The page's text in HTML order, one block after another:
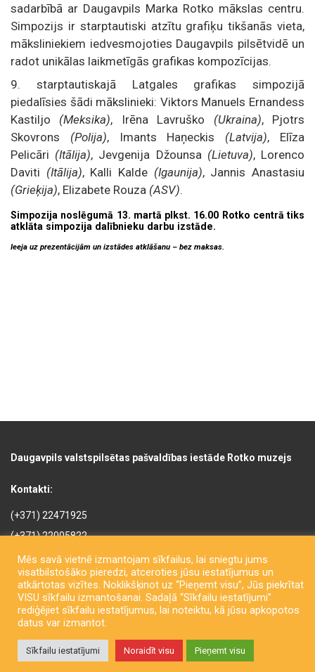
sadarbībā ar Daugavpils Marka Rotko mākslas centru.
Simpozijs ir starptautiski atzītu grafiķu tikšanās vieta,
māksliniekiem iedvesmojoties Daugavpils pilsētvidē un
radot unikālas laikmetīgās grafikas kompozīcijas.
9. starptautiskajā Latgales grafikas simpozijā
piedalīsies šādi mākslinieki: Viktors Manuels Ernandess
Kastiljo (Meksika), Irēna Lavruško (Ukraina), Pjotrs
Skovrons (Polija), Imants Haņeckis (Latvija), Elīza
Pelicāri (Itālija), Jevgenija Džounsa (Lietuva), Lorenco
Daviti (Itālija), Kalli Kalde (Igaunija), Jannis Anastasiu
(Grieķija), Elizabete Rouza (ASV).
Simpozija noslēgumā 13. martā plkst. 16.00 Rotko centrā tiks
atklāta simpozija dalībnieku darbu izstāde.
Ieeja uz prezentācijām un izstādes atklāšanu – bez maksas.
Daugavpils valstspilsētas pašvaldības iestāde Rotko muzejs
Kontakti:
(+371) 22471925
(+371) 22005822
rotkomuzejs@daugavpils.lv
Mihaila iela 3, Daugavpils,
LV-5401, Latvija
Mēs savā vietnē izmantojam sīkfailus, lai sniegtu jums
visatbilstošāko pieredzi, atceroties jūsu iestatījumus un
atkārtotas vizītes. Noklikšķinot uz “Pieņemt visu”, Jūs piekrītat
VISU sīkfailu izmantošanai. Sadaļā “Sīkfailu iestatījumi”
rediģējiet sīkfailu iestatījumus, lai noteiktu, kā jūsu apkopotos
datus var izmantot.
Sīkfailu iestatījumi Noraidīt visu Pieņemt visu